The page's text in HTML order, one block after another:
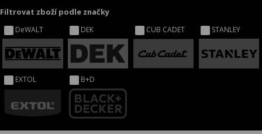
Filtrovat zboží podle značky
DeWALT DEK CUB CADET STANLEY
EXTOL B+D